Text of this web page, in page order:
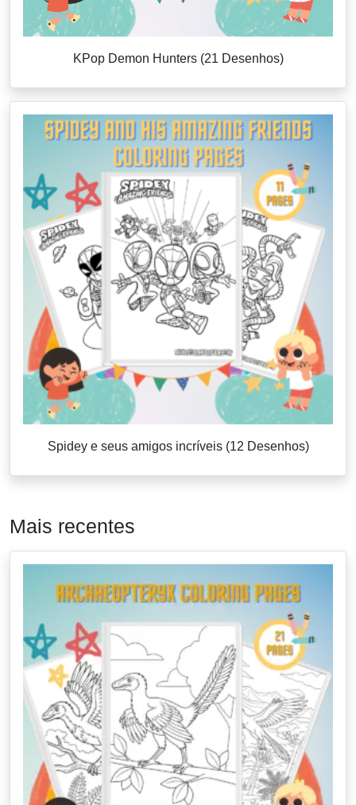
KPop Demon Hunters (21 Desenhos)
Spidey e seus amigos incríveis (12 Desenhos)
Mais recentes